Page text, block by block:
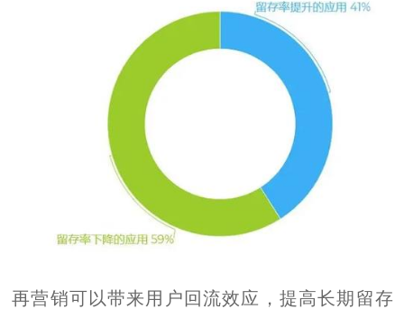
再营销可以带来用户回流效应，提高长期留存